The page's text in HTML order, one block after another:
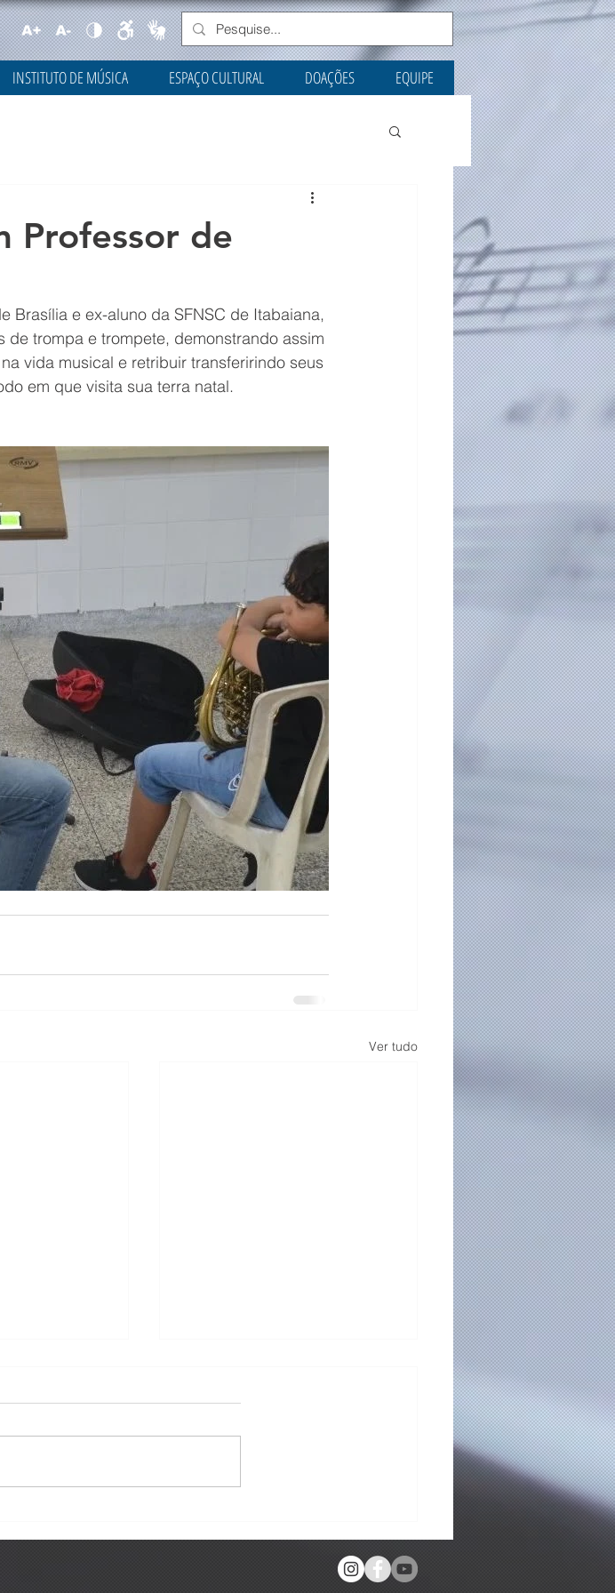
INSTITUTO DE MÚSICA ESPAÇO CULTURAL DOAÇÕES EQUIPE
Professor de
Brasília e ex-aluno da SFNSC de Itabaiana,
de trompa e trompete, demonstrando assim
vida musical e retribuir transferirindo seus
em que visita sua terra natal.
Ver tudo
Violino🎻